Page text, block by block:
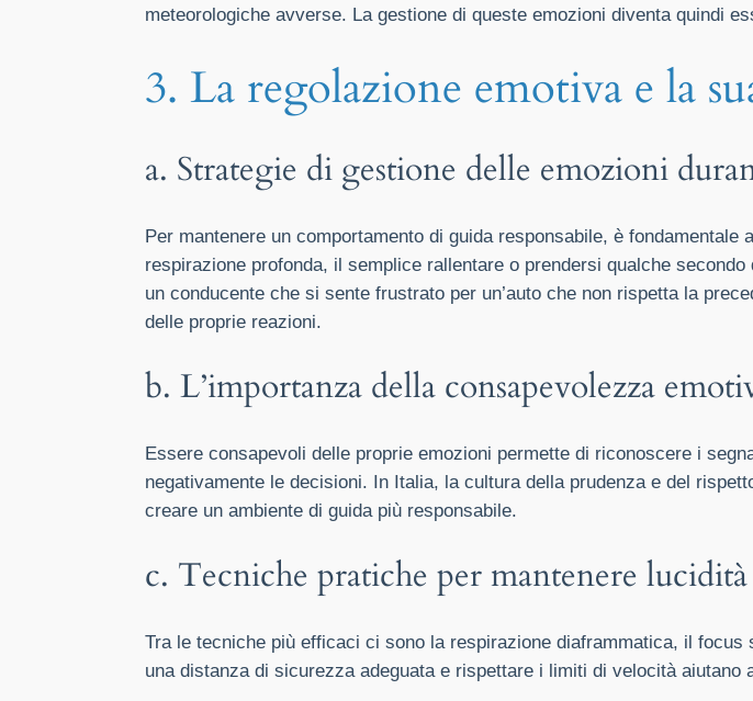
meteorologiche avverse. La gestione di queste emozioni diventa quindi
3. La regolazione emotiva e la
a. Strategie di gestione delle emozioni
Per mantenere un comportamento di guida responsabile, è
respirazione profonda, il semplice rallentare o prendersi qualche
un conducente che si sente frustrato per un’auto che non rispetta la
delle proprie reazioni.
b. L’importanza della consapevolezza
Essere consapevoli delle proprie emozioni permette di riconoscere i
negativamente le decisioni. In Italia, la cultura della prudenza e del
creare un ambiente di guida più responsabile.
c. Tecniche pratiche per mantenere
Tra le tecniche più efficaci ci sono la respirazione diaframmatica, il
una distanza di sicurezza adeguata e rispettare i limiti di velocità